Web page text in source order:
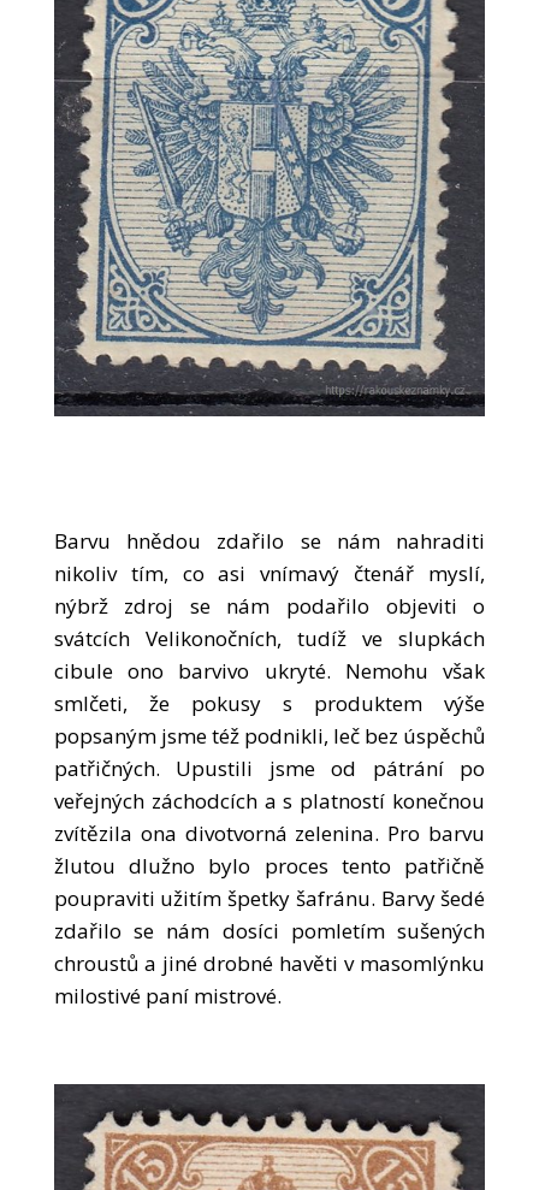
Barvu hnědou zdařilo se nám nahraditi
nikoliv tím, co asi vnímavý čtenář myslí,
nýbrž zdroj se nám podařilo objeviti o
svátcích Velikonočních, tudíž ve slupkách
cibule ono barvivo ukryté. Nemohu však
smlčeti, že pokusy s produktem výše
popsaným jsme též podnikli, leč bez úspěchů
patřičných. Upustili jsme od pátrání po
veřejných záchodcích a s platností konečnou
zvítězila ona divotvorná zelenina. Pro barvu
žlutou dlužno bylo proces tento patřičně
poupraviti užitím špetky šafránu. Barvy šedé
zdařilo se nám dosíci pomletím sušených
chroustů a jiné drobné havěti v masomlýnku
milostivé paní mistrové.